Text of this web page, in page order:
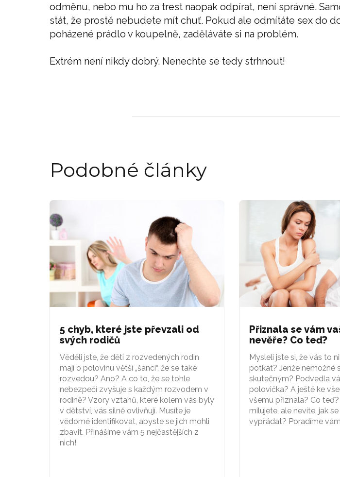
odměnu, nebo mu ho za trest naopak odpírat, není správné.
stát, že prostě nebudete mít chuť. Pokud ale odmítáte sex do
poházené prádlo v koupelně, zaděláváte si na problém.
Extrém není nikdy dobrý. Nenechte se tedy strhnout!
Podobné články
5 chyb, které jste převzali od
svých rodičů
Věděli jste, že děti z rozvedených rodin
mají o polovinu větší „šanci“, že se také
rozvedou? Ano? A co to, že se tohle
nebezpečí zvyšuje s každým rozvodem v
rodině? Vzory vztahů, které kolem vás byly
v dětství, vás silně ovlivňují. Musíte je
vědomě identifikovat, abyste se jich mohli
zbavit. Přinášíme vám 5 nejčastějších z
nich!
Přiznala se vám
nevěře? Co teď?
Mysleli jste si, že vás to
potkat? Jenže nemožné
skutečným? Podvedla
polovička? A ještě ke
všemu přiznala? Co
milujete, ale nevíte, jak
vypřádat? Poradíme